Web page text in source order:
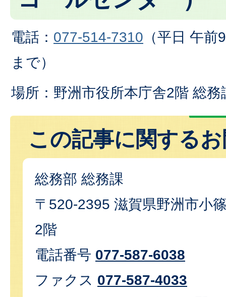
電話： 077-514-7310 （平日 午
まで）
場所：野洲市役所本庁舎2階 総務
この記事に関する
総務部 総務課
〒520-2395 滋賀県野洲市小
2階
電話番号 077-587-6038
ファクス 077-587-4033